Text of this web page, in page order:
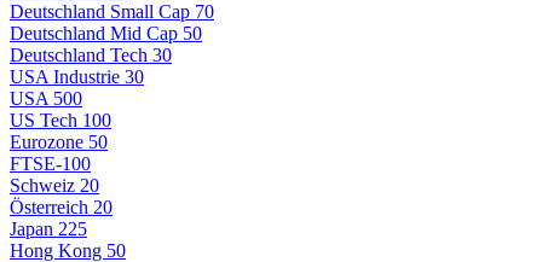
Deutschland Small Cap 70
Deutschland Mid Cap 50
Deutschland Tech 30
USA Industrie 30
USA 500
US Tech 100
Eurozone 50
FTSE-100
Schweiz 20
Österreich 20
Japan 225
Hong Kong 50